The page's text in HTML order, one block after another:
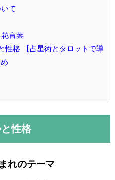
て
言葉
性格 【占星術とタロットで導
性格
れのテーマ